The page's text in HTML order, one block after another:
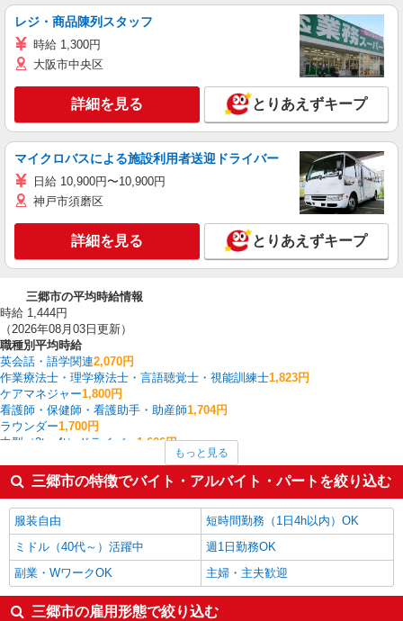
レジ・商品陳列スタッフ
時給 1,300円
大阪市中央区
詳細を見る とりあえずキープ
マイクロバスによる施設利用者送迎ドライバー
日給 10,900円〜10,900円
神戸市須磨区
詳細を見る とりあえずキープ
三郷市の平均時給情報
時給 1,444円
（2026年08月03日更新）
職種別平均時給
英会話・語学関連2,070円
作業療法士・理学療法士・言語聴覚士・視能訓練士1,823円
ケアマネジャー1,800円
看護師・保健師・看護助手・助産師1,704円
ラウンダー1,700円
中型（2t・4t）ドライバー 1,606円
家電・携帯販売1,563円
その他介護・福祉1,556円
塾講師・家庭教師1,503円
三郷市の他の職種の平均時給を見る
もっと見る
三郷市の特徴でバイト・アルバイト・パートを絞り込む
服装自由
短時間勤務（1日4h以内）OK
ミドル（40代～）活躍中
週1日勤務OK
副業・WワークOK
主婦・主夫歓迎
三郷市の雇用形態で絞り込む